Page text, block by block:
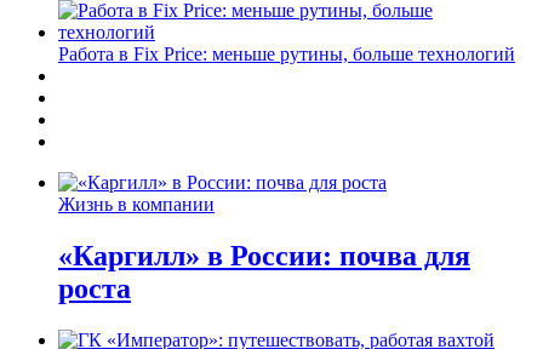
Работа в Fix Price: меньше рутины, больше технологий
Жизнь в компании
«Каргилл» в России: почва для
роста